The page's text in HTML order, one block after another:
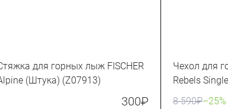
для горных лыж FISCHER
(Штука) (Z07913)
300₽
Чехол для
Rebels
Black/White
8 590₽–25%